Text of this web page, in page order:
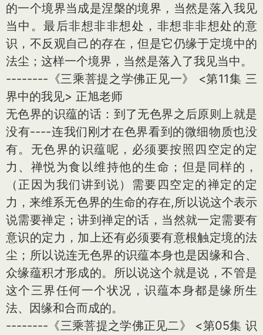
的一个境界当成是涅槃的境界，当然是落入我见
当中。最后非想非非想处，非想非非想处的意
识，不反观自己的存在，但是它仍缘于定境中的
法尘；这样一个境界，当然是落入了我见当中。
--------《三乘菩提之学佛正见一》 <第11集 三
界中的我见> 正旭老师
无色界的识蕴的话：到了无色界之后原则上就是
没有----连我们刚才在色界看到的微细物质也没
有。无色界的识蕴呢，必须要按照四空定的定
力、禅悦为食以维持他的生命；但是同样的，
（正因为我们讲到说）需要四空定的禅定的定
力，来维系无色界的生命的存在,所以说这个表示
说需要禅定；讲到禅定的话，当然就一定需要有
意识的定力，加上还有必须要有意根触定境的法
尘；所以说连无色界的识蕴本身也是因缘和合、
众缘蕴积才形成的。所以说这个就是说，不管是
这个三界任何一个状况，识蕴本身都是缘所生
法、因缘和合而成的。
--------《三乘菩提之学佛正见二》 <第05集 识